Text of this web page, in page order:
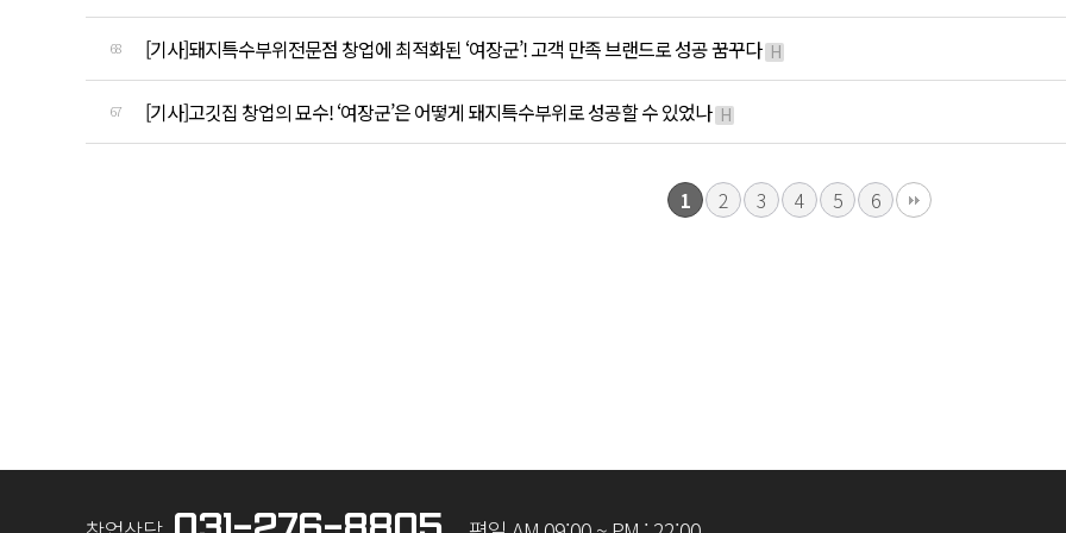
68 [기사]돼지특수부위전문점 창업에 최적화된 ‘여장군’! 고객 만족 브랜드로 성공 꿈꾸다 H
67 [기사]고깃집 창업의 묘수! ‘여장군’은 어떻게 돼지특수부위로 성공할 수 있었나 H
1 2 3 4 5 6